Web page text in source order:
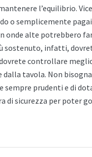
l’equilibrio.
o semplicemente
onde alte potrebbero
sostenuto, infatti,
controllare
dalla tavola. Non
sempre prudenti e di
di sicurezza per poter